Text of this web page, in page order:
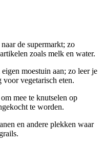
de supermarkt; zo
zoals melk en water.
moestuin aan; zo leer je
vegetarisch eten.
mee te knutselen op
te worden.
en andere plekken waar